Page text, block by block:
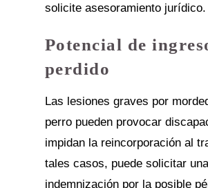
solicite asesoramiento jurídico.
Potencial de
perdido
Las lesiones graves por
perro pueden provocar
impidan la reincorporación al
tales casos, puede solicitar una
indemnización por la posible